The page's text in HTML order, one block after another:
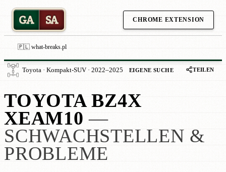
GA SA CHROME EXTENSION
🇵🇱 what-breaks.pl
Toyota · Kompakt-SUV · 2022–2025 EIGENE SUCHE TEILEN
TOYOTA BZ4X
XEAM10 —
SCHWACHSTELLEN &
PROBLEME